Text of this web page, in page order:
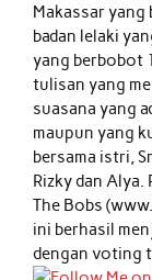
Makassar yang
badan lelaki
yang berbobot
tulisan yang
suasana yang
maupun yang
bersama istri,
Rizky dan
The Bobs
ini berhasil
dengan voting